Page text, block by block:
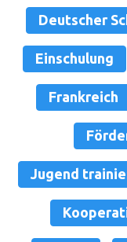
Deutscher
Einschulung
Frankreich
Jugend